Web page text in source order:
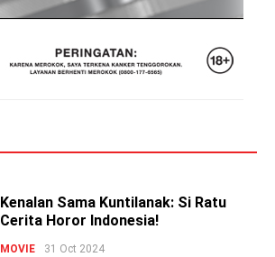
Kenalan Sama Kuntilanak: Si Ratu
Cerita Horor Indonesia!
MOVIE 31 Oct 2024